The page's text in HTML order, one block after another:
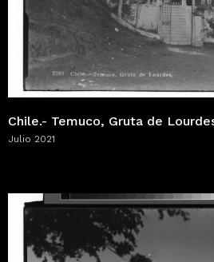
Chile.- Temuco, Gruta de
Julio 2021